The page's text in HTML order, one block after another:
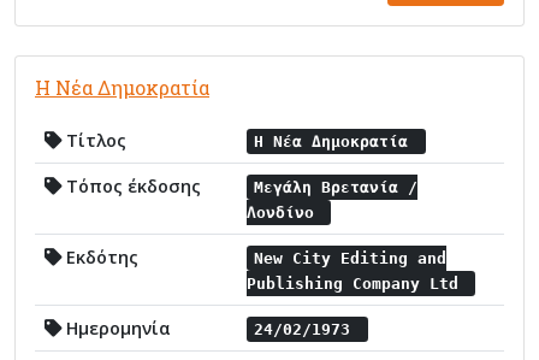
Η Νέα Δημοκρατία
Τίτλος Η Νέα Δημοκρατία
Τόπος έκδοσης
Μεγάλη Βρετανία /
Λονδίνο
Εκδότης
New City Editing and
Publishing Company Ltd
Ημερομηνία 24/02/1973